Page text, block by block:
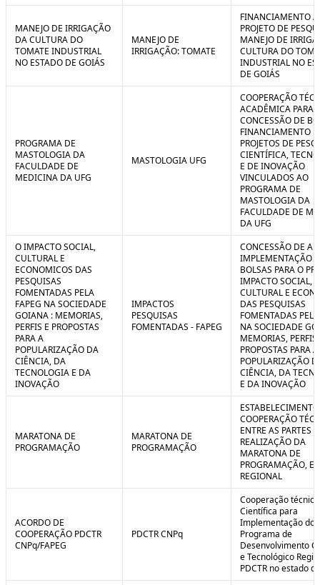
MANEJO DE IRRIGAÇÃO
DA CULTURA DO
TOMATE INDUSTRIAL
NO ESTADO DE GOIÁS
MANEJO DE
IRRIGAÇÃO: TOMATE
FINANCIAMENTO
PROJETO DE
MANEJO DE
CULTURA DO
INDUSTRIAL NO
DE GOIÁS
PROGRAMA DE
MASTOLOGIA DA
FACULDADE DE
MEDICINA DA UFG
MASTOLOGIA UFG
COOPERAÇÃO
ACADÊMICA PARA
CONCESSÃO DE
FINANCIAMENTO
PROJETOS DE
CIENTÍFICA,
E DE INOVAÇÃO
VINCULADOS AO
PROGRAMA DE
MASTOLOGIA DA
FACULDADE DE
DA UFG
O IMPACTO SOCIAL,
CULTURAL E
ECONOMICOS DAS
PESQUISAS
FOMENTADAS PELA
FAPEG NA SOCIEDADE
GOIANA : MEMORIAS,
PERFIS E PROPOSTAS
PARA A
POPULARIZAÇÃO DA
CIÊNCIA, DA
TECNOLOGIA E DA
INOVAÇÃO
IMPACTOS
PESQUISAS
FOMENTADAS - FAPEG
CONCESSÃO DE
IMPLEMENTAÇÃO
BOLSAS PARA O
IMPACTO SOCIAL,
CULTURAL E
DAS PESQUISAS
FOMENTADAS
NA SOCIEDADE
MEMORIAS, PERFIS
PROPOSTAS PARA A
POPULARIZAÇÃO
CIÊNCIA, DA
E DA INOVAÇÃO
MARATONA DE
PROGRAMAÇÃO
MARATONA DE
PROGRAMAÇÃO
COOPERAÇÃO
ENTRE AS PARTES
REALIZAÇÃO DA
MARATONA DE
PROGRAMAÇÃO,
REGIONAL
ACORDO DE
COOPERAÇÃO PDCTR
CNPq/FAPEG
PDCTR CNPq
Cooperação
Científica para
Implementação do
Programa de
Desenvolvimento
e Tecnológico
PDCTR no estado